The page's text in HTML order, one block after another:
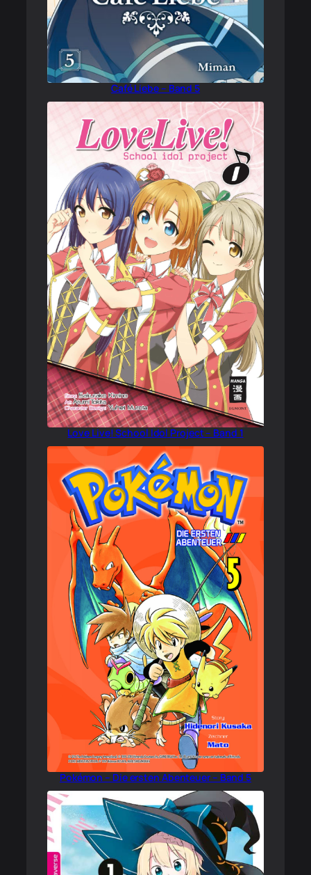
Café Liebe – Band 5
Love Live! School Idol Project – Band 1
Pokémon – Die ersten Abenteuer – Band 5